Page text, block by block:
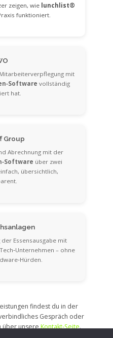
zeigen, wie lunchlist®
funktioniert.
mit
vollständig
hat.
Group
Abrechnung mit der
über zwei
übersichtlich,
Essensausgabe mit
– ohne
findest du in der
Gespräch oder
über unsereKontakt‑Seite.